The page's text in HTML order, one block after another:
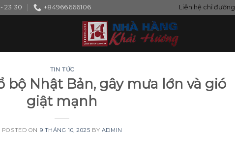
23:30 +84966666106 Liên hệ chỉ đường
TIN TỨC
bộ Nhật Bản, gây mưa lớn và gió
giật mạnh
POSTED ON 9 THÁNG 10, 2025 BY ADMIN